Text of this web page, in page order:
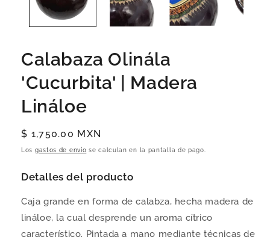
Calabaza Olinála
'Cucurbita' | Madera
Lináloe
Precio
habitual
$ 1,750.00 MXN
Los gastos de envío se calculan en la pantalla de pago.
Detalles del producto
Caja grande en forma de calabza, hecha madera de
lináloe, la cual desprende un aroma cítrico
característico. Pintada a mano mediante técnicas de